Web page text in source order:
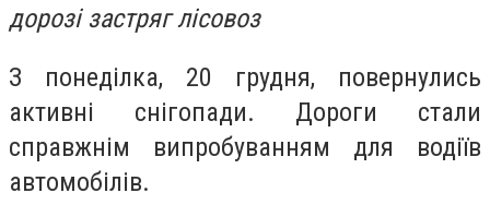
дорозі застряг лісовоз
З понеділка, 20 грудня, повернулись
активні снігопади. Дороги стали
справжнім випробуванням для водіїв
автомобілів.